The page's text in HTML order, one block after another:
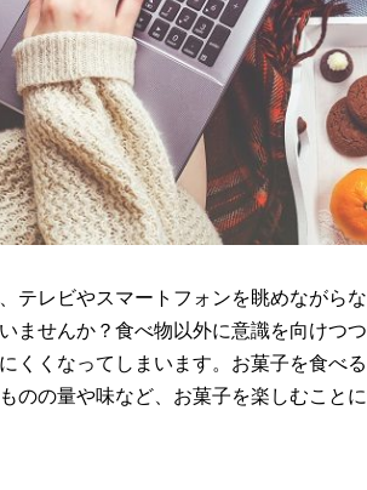
テレビやスマートフォンを眺めながら
ませんか？食べ物以外に意識を向けつ
くくなってしまいます。お菓子を食べ
のの量や味など、お菓子を楽しむこと